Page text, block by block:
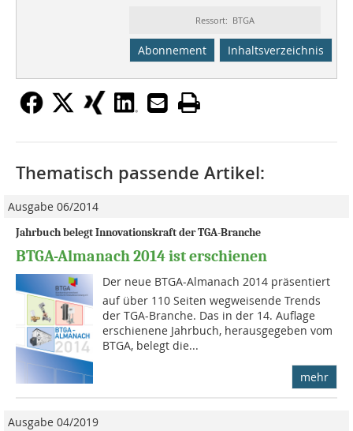
Ressort: BTGA
Abonnement Inhaltsverzeichnis
Thematisch passende Artikel:
Ausgabe 06/2014
Jahrbuch belegt Innovationskraft der TGA-Branche
BTGA-Almanach 2014 ist erschienen
Der neue BTGA-Almanach 2014 präsentiert
auf über 110 Seiten wegweisende Trends
der TGA-Branche. Das in der 14. Auf­­lage
erschienene Jahrbuch, herausgegeben vom
BTGA, belegt die...
mehr
Ausgabe 04/2019